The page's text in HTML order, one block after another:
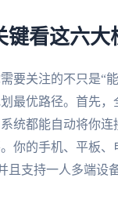
键看这六大
要关注的不只是“
最优路径。首先
统都能自动将你
你的手机、平板、
且支持一人多端